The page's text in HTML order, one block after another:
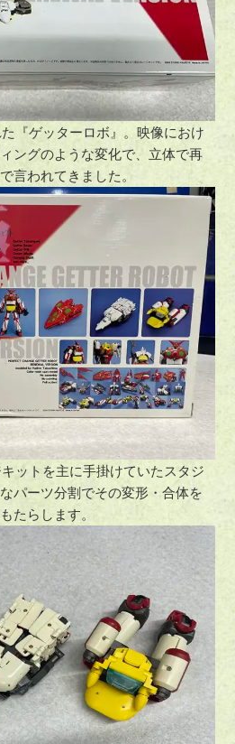
『ゲッターロボ』。映像におけ
ングのような変化で、立体で再
言われてきました。
ットを主に手掛けていたスタジ
パーツ分割でその変形・合体を
たらします。